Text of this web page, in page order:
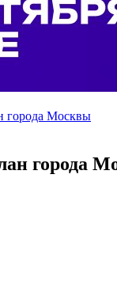
Москвы
города